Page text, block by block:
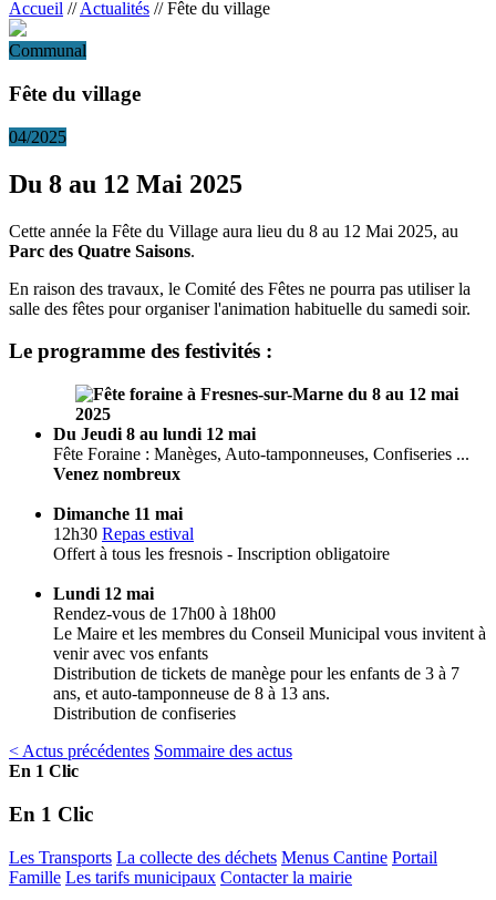
Accueil //Actualités // Fête du village
Communal
Fête du village
04/2025
Du 8 au 12 Mai 2025
Cette année la Fête du Village aura lieu du 8 au 12 Mai 2025, au
Parc des Quatre Saisons.
En raison des travaux, le Comité des Fêtes ne pourra pas utiliser la
salle des fêtes pour organiser l'animation habituelle du samedi soir.
Le programme des festivités :
Du Jeudi 8 au lundi 12 mai
Fête Foraine : Manèges, Auto-tamponneuses, Confiseries ...
Venez nombreux
Dimanche 11 mai
12h30 Repas estival
Offert à tous les fresnois - Inscription obligatoire
Lundi 12 mai
Rendez-vous de 17h00 à 18h00
Le Maire et les membres du Conseil Municipal vous invitent à
venir avec vos enfants
Distribution de tickets de manège pour les enfants de 3 à 7
ans, et auto-tamponneuse de 8 à 13 ans.
Distribution de confiseries
< Actus précédentes Sommaire des actus
En 1 Clic
En 1 Clic
Les Transports La collecte des déchets Menus Cantine Portail
Famille Les tarifs municipaux Contacter la mairie